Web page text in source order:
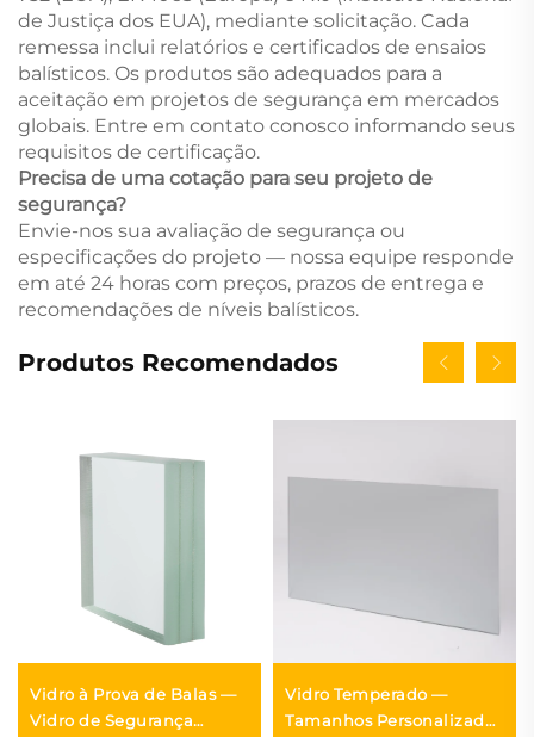
de Justiça dos EUA), mediante solicitação. Cada
remessa inclui relatórios e certificados de ensaios
balísticos. Os produtos são adequados para a
aceitação em projetos de segurança em mercados
globais. Entre em contato conosco informando seus
requisitos de certificação.
Precisa de uma cotação para seu projeto de
segurança?
Envie-nos sua avaliação de segurança ou
especificações do projeto — nossa equipe responde
em até 24 horas com preços, prazos de entrega e
recomendações de níveis balísticos.
Produtos Recomendados
Vidro à Prova de Balas —
Vidro de Segurança
Vidro Temperado —
Tamanhos Personalizados